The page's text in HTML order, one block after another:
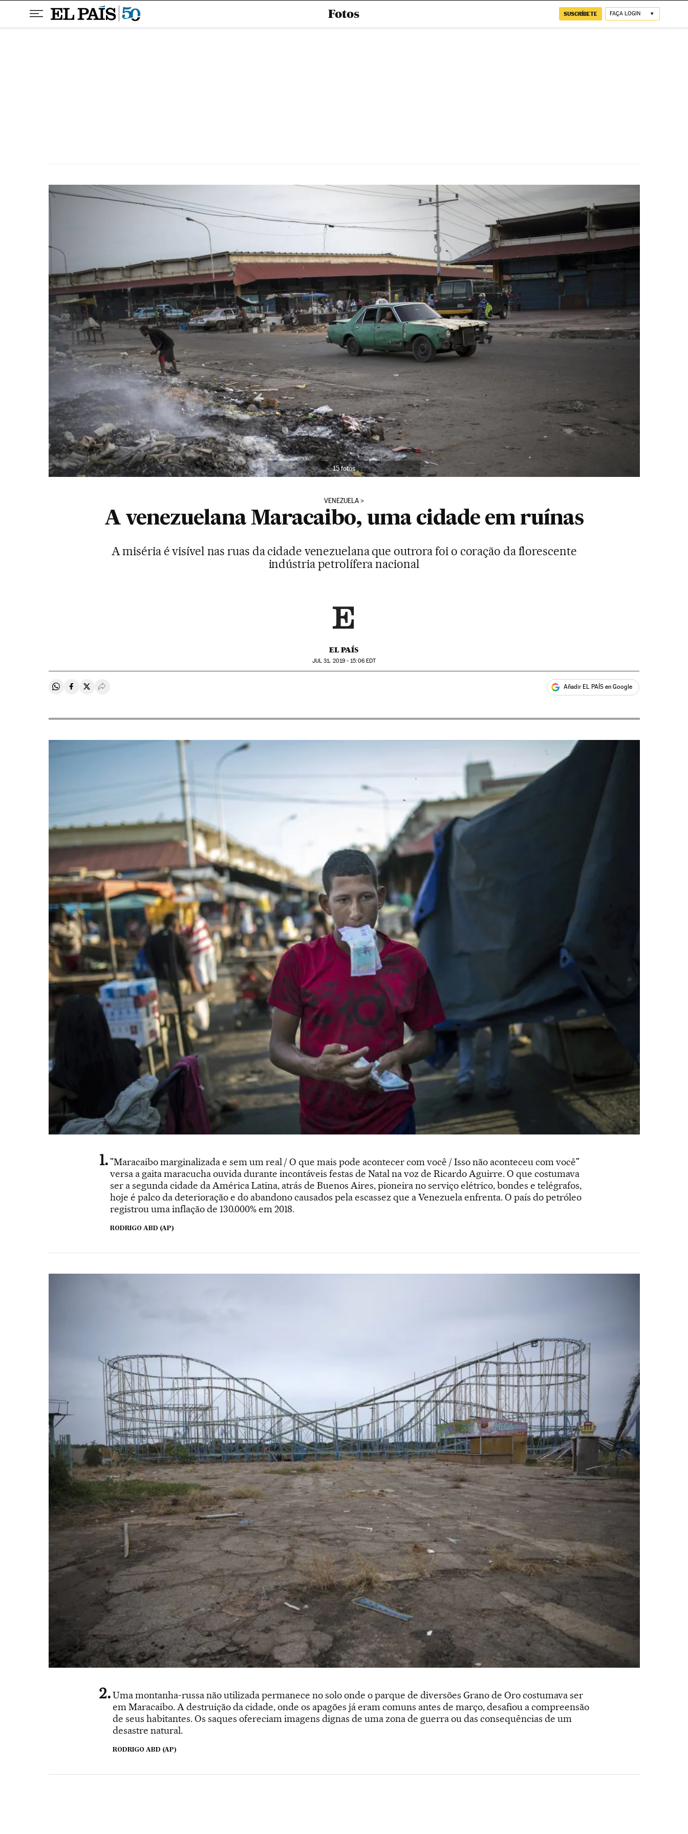
Fotos SUSCRÍBETE FAÇA LOGIN
15 fotos
VENEZUELA
A venezuelana Maracaibo, uma cidade em ruínas
A miséria é visível nas ruas da cidade venezuelana que outrora foi o coração da florescente
indústria petrolífera nacional
EL PAÍS
JUL 31, 2019 - 15:06EDT
Compartir en Whatsapp
Compartir en Facebook
Compartir en Twitter
Desplegar Redes Sociales Añadir EL PAÍS en Google
"Maracaibo marginalizada e sem um real / O que mais pode acontecer com você / Isso não aconteceu com você"
versa a gaita maracucha ouvida durante incontáveis festas de Natal na voz de Ricardo Aguirre. O que costumava
ser a segunda cidade da América Latina, atrás de Buenos Aires, pioneira no serviço elétrico, bondes e telégrafos,
hoje é palco da deterioração e do abandono causados pela escassez que a Venezuela enfrenta. O país do petróleo
registrou uma inflação de 130.000% em 2018.
RODRIGO ABD (AP)
Uma montanha-russa não utilizada permanece no solo onde o parque de diversões Grano de Oro costumava ser
em Maracaibo. A destruição da cidade, onde os apagões já eram comuns antes de março, desafiou a compreensão
de seus habitantes. Os saques ofereciam imagens dignas de uma zona de guerra ou das consequências de um
desastre natural.
RODRIGO ABD (AP)